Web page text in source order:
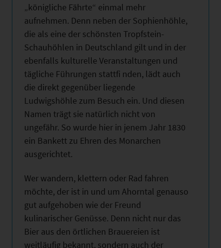
„königliche Fährte“ einmal mehr
aufnehmen. Denn neben der Sophienhöhle,
die als eine der schönsten Tropfstein-
Schauhöhlen in Deutschland gilt und in der
ebenfalls kulturelle Veranstaltungen und
tägliche Führungen stattfi nden, lädt auch
die direkt gegenüber liegende
Ludwigshöhle zum Besuch ein. Und diesen
Namen trägt sie natürlich nicht von
ungefähr. So wurde hier in jenem Jahr 1830
ein Bankett zu Ehren des Monarchen
ausgerichtet.
Wer wandern, klettern oder Rad fahren
möchte, der ist in und um Ahorntal genauso
gut aufgehoben wie der Freund
kulinarischer Genüsse. Denn nicht nur das
Bier aus den örtlichen Brauereien ist
weitläufig bekannt, sondern auch der